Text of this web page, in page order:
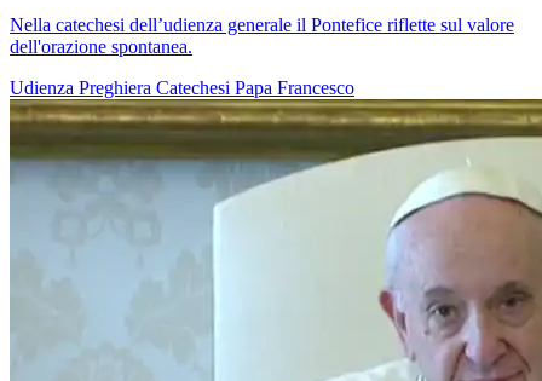
Nella catechesi dell’udienza generale il Pontefice riflette sul valore
dell'orazione spontanea.
Udienza Preghiera Catechesi Papa Francesco